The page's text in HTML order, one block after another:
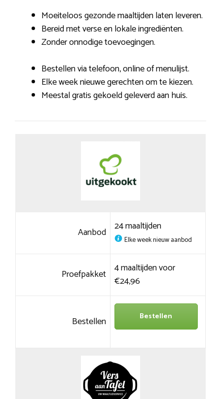
Moeiteloos gezonde maaltijden laten leveren.
Bereid met verse en lokale ingrediënten.
Zonder onnodige toevoegingen.
Bestellen via telefoon, online of menulijst.
Elke week nieuwe gerechten om te kiezen.
Meestal gratis gekoeld geleverd aan huis.
Aanbod 24 maaltijden
Elke week nieuw aanbod
Proefpakket 4 maaltijden voor
€24,96
Bestellen Bestellen